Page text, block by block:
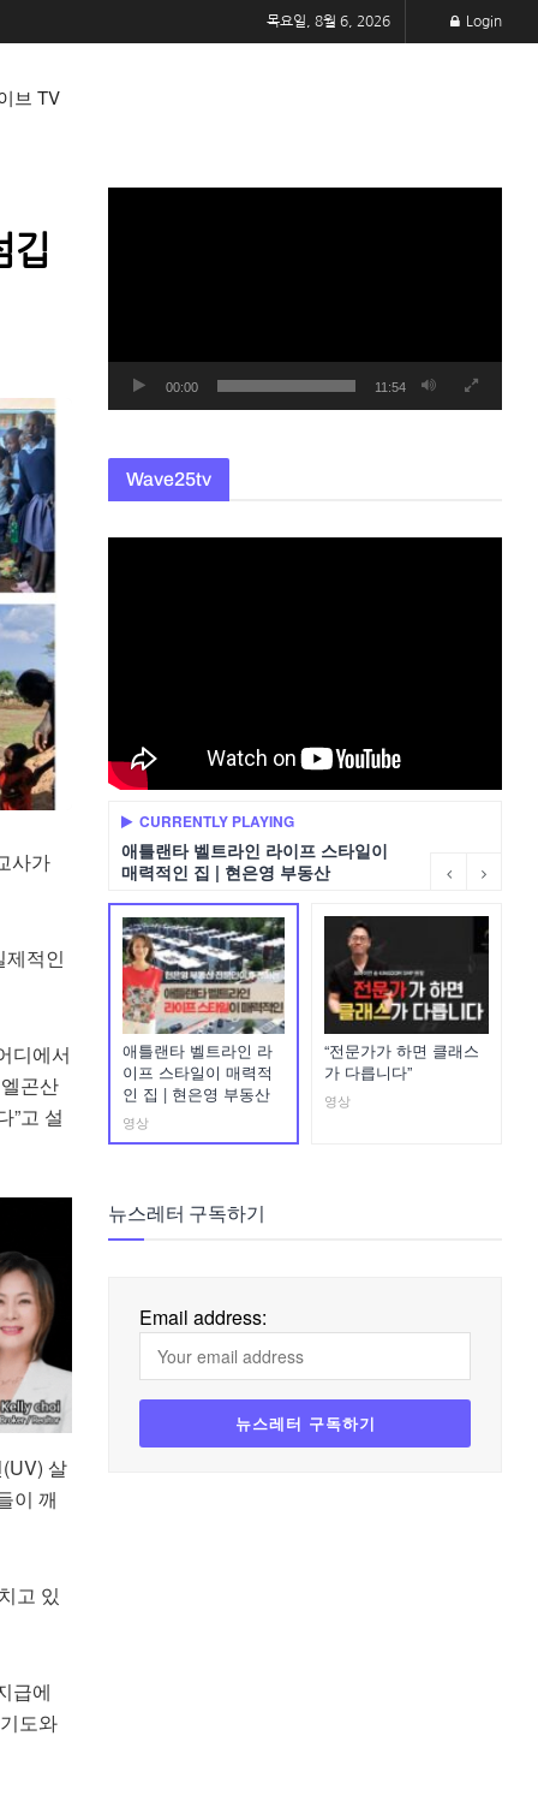
목요일, 8월 6, 2026 Login
브 TV
깁
사가
적인
디에서
곤산
”고 설
살
이 깨
고 있
급에
도와
00:00 11:54
Wave25tv
CURRENTLY PLAYING
애틀랜타 벨트라인 라이프 스타일이
매력적인 집 | 현은영 부동산
애틀랜타 벨트라인 라
이프 스타일이 매력적
인 집 | 현은영 부동산
영상
“전문가가 하면 클래스
가 다릅니다”
영상
뉴스레터 구독하기
Email address: